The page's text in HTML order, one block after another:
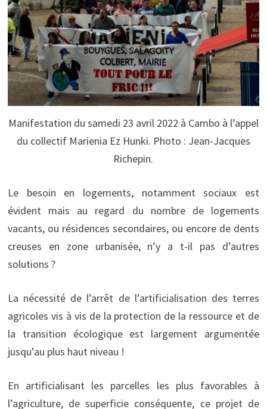
Manifestation du samedi 23 avril 2022 à Cambo à l’appel
du collectif Marienia Ez Hunki. Photo : Jean-Jacques
Richepin.
Le besoin en logements, notamment sociaux est
évident mais au regard du nombre de logements
vacants, ou résidences secondaires, ou encore de dents
creuses en zone urbanisée, n’y a t-il pas d’autres
solutions ?
La nécessité de l’arrêt de l’artificialisation des terres
agricoles vis à vis de la protection de la ressource et de
la transition écologique est largement argumentée
jusqu’au plus haut niveau !
En artificialisant les parcelles les plus favorables à
l’agriculture, de superficie conséquente, ce projet de